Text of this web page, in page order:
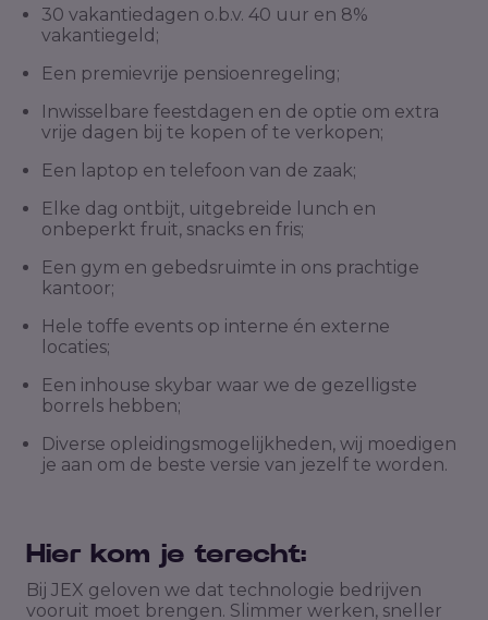
30 vakantiedagen o.b.v. 40 uur en 8%
vakantiegeld;
Een premievrije pensioenregeling;
Inwisselbare feestdagen en de optie om extra
vrije dagen bij te kopen of te verkopen;
Een laptop en telefoon van de zaak;
Elke dag ontbijt, uitgebreide lunch en
onbeperkt fruit, snacks en fris;
Een gym en gebedsruimte in ons prachtige
kantoor;
Hele toffe events op interne én externe
locaties;
Een inhouse skybar waar we de gezelligste
borrels hebben;
Diverse opleidingsmogelijkheden, wij moedigen
je aan om de beste versie van jezelf te worden.
Hier kom je terecht:
Bij JEX geloven we dat technologie bedrijven
vooruit moet brengen. Slimmer werken, sneller